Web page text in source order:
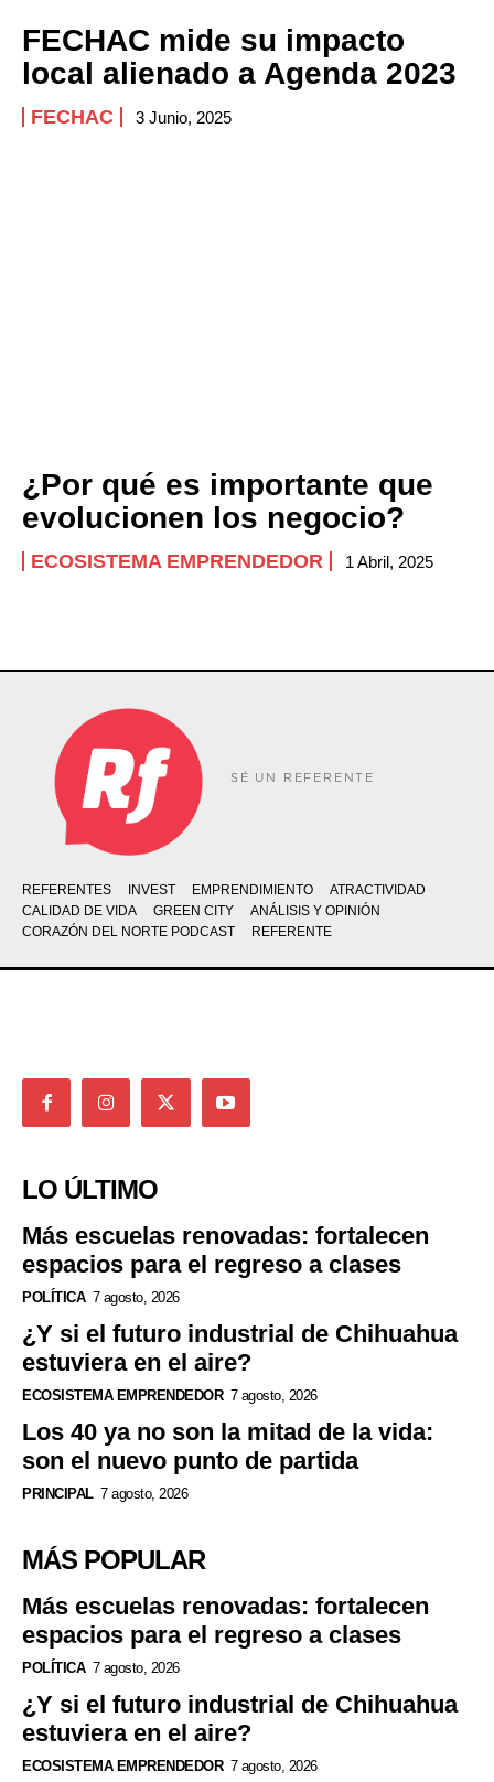
FECHAC mide su impacto
local alienado a Agenda 2023
FECHAC 3 Junio, 2025
¿Por qué es importante que
evolucionen los negocio?
ECOSISTEMA EMPRENDEDOR 1 Abril, 2025
SÉ UN REFERENTE
REFERENTES INVEST EMPRENDIMIENTO
ATRACTIVIDAD
CALIDAD DE VIDA
GREEN CITY
ANÁLISIS Y OPINIÓN
CORAZÓN DEL NORTE PODCAST
REFERENTE
LO ÚLTIMO
Más escuelas renovadas: fortalecen
espacios para el regreso a clases
POLÍTICA 7 agosto, 2026
¿Y si el futuro industrial de Chihuahua
estuviera en el aire?
ECOSISTEMA EMPRENDEDOR 7 agosto, 2026
Los 40 ya no son la mitad de la vida:
son el nuevo punto de partida
PRINCIPAL 7 agosto, 2026
MÁS POPULAR
Más escuelas renovadas: fortalecen
espacios para el regreso a clases
POLÍTICA 7 agosto, 2026
¿Y si el futuro industrial de Chihuahua
estuviera en el aire?
ECOSISTEMA EMPRENDEDOR 7 agosto, 2026